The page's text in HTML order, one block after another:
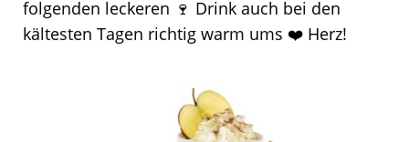
folgenden leckeren 🍷 Drink auch bei den
kältesten Tagen richtig warm ums ❤️ Herz!